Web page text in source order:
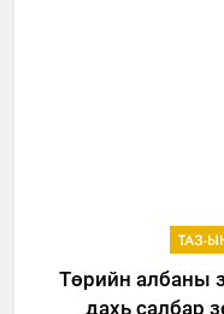
ТАЗ-
Төрийн албаны
дахь салбар